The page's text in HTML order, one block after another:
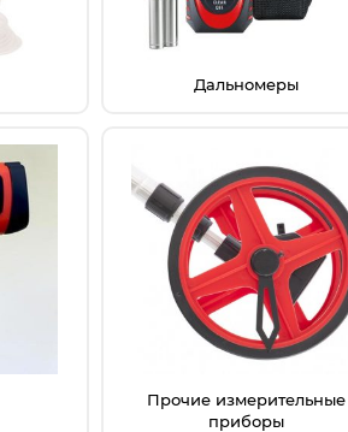
Дальномеры
Прочие измерительные
приборы